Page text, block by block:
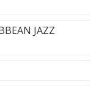
JAZZ